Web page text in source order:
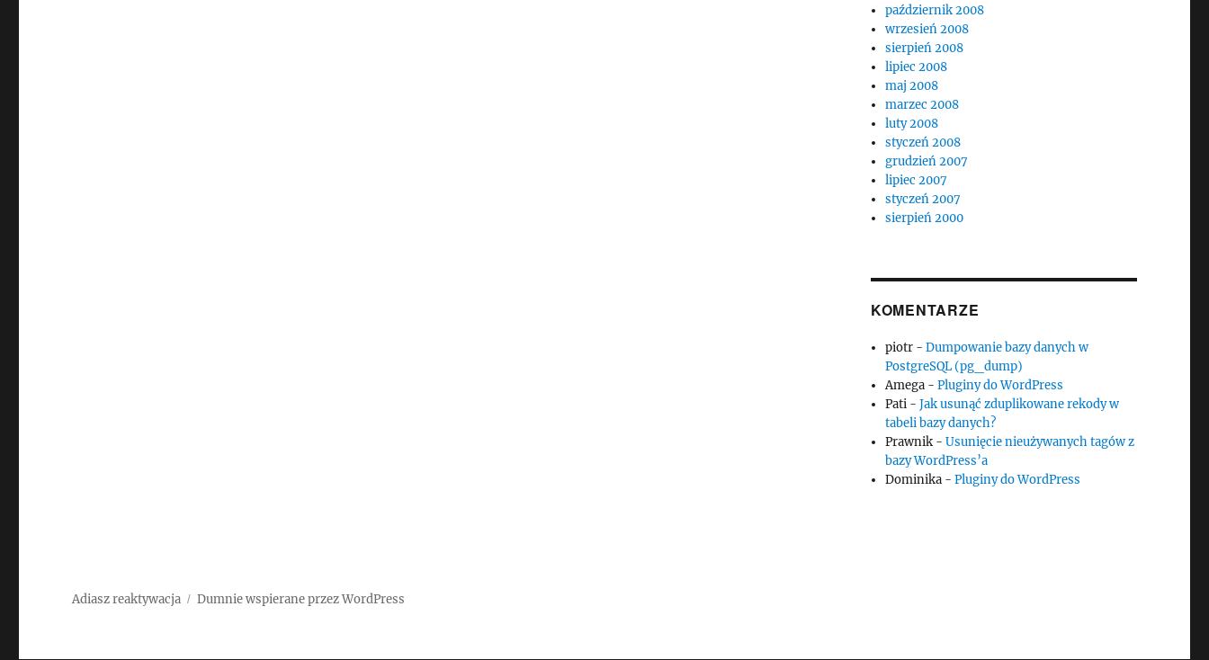
październik 2008
wrzesień 2008
sierpień 2008
lipiec 2008
maj 2008
marzec 2008
luty 2008
styczeń 2008
grudzień 2007
lipiec 2007
styczeń 2007
sierpień 2000
KOMENTARZE
piotr -Dumpowanie bazy danych w
PostgreSQL (pg_dump)
Amega -Pluginy do WordPress
Pati -Jak usunąć zduplikowane rekody w
tabeli bazy danych?
Prawnik -Usunięcie nieużywanych tagów z
bazy WordPress’a
Dominika -Pluginy do WordPress
Adiasz reaktywacja Dumnie wspierane przez WordPress